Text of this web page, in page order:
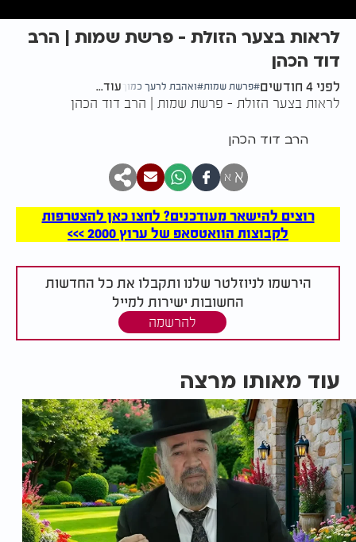
לראות בצער הזולת - פרשת שמות | הרב
דוד הכהן
לפני 4 חודשים פרשת שמות ואהבת לרעך כמוך עוד...
לראות בצער הזולת - פרשת שמות | הרב דוד הכהן
הרב דוד הכהן
א א
רוצים להישאר מעודכנים? לחצו כאן להצטרפות
לקבוצות הוואטסאפ של ערוץ 2000 >>>
הירשמו לניוזלטר שלנו ותקבלו את כל החדשות
החשובות ישירות למייל
להרשמה
עוד מאותו מרצה